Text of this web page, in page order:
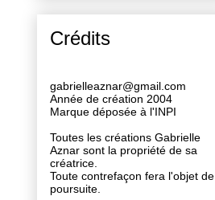
Crédits
gabrielleaznar@gmail.com
Année de création 2004
Marque déposée à l'INPI
Toutes les créations Gabrielle
Aznar sont la propriété de sa
créatrice.
Toute contrefaçon fera l'objet de
poursuite.